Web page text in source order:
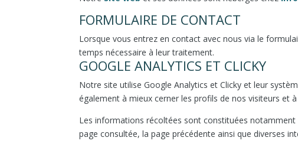
FORMULAIRE DE CONTACT
Lorsque vous entrez en contact avec nous via le
temps nécessaire à leur traitement.
GOOGLE ANALYTICS ET CLICKY
Notre site utilise Google Analytics et Clicky et leur
également à mieux cerner les profils de nos visiteurs et
Les informations récoltées sont constituées
page consultée, la page précédente ainsi que diverses